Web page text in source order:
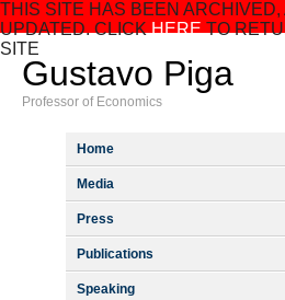
THIS SITE HAS BEEN ARCHIVED,
UPDATED. CLICKHERETO
SITE
Gustavo Piga
Professor of Economics
Home
Media
Press
Publications
Speaking